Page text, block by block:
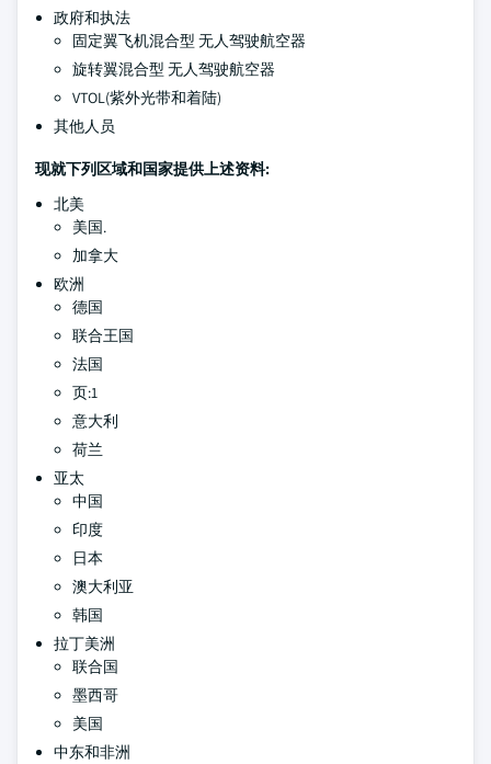
政府和执法
固定翼飞机混合型 无人驾驶航空器
旋转翼混合型 无人驾驶航空器
VTOL(紫外光带和着陆)
其他人员
现就下列区域和国家提供上述资料:
北美
美国.
加拿大
欧洲
德国
联合王国
法国
页:1
意大利
荷兰
亚太
中国
印度
日本
澳大利亚
韩国
拉丁美洲
联合国
墨西哥
美国
中东和非洲